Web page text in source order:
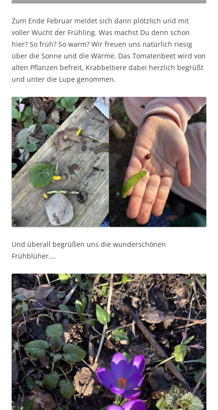
Zum Ende Februar meldet sich dann plötzlich und mit
voller Wucht der Frühling. Was machst Du denn schon
hier? So früh? So warm? Wir freuen uns natürlich riesig
über die Sonne und die Wärme. Das Tomatenbeet wird von
alten Pflanzen befreit, Krabbeltiere dabei herzlich begrüßt
und unter die Lupe genommen.
Und überall begrüßen uns die wunderschönen
Frühblüher….